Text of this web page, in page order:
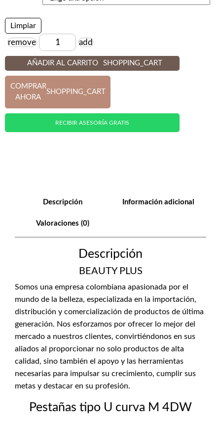
Limpiar
Cantidad
remove add
AÑADIR AL CARRITO SHOPPING_CART
COMPRAR
AHORA
SHOPPING_CART
RECIBIR ASESORÍA GRATIS
Descripción Información adicional
Valoraciones (0)
Descripción
BEAUTY PLUS
Somos una empresa colombiana apasionada por el
mundo de la belleza, especializada en la importación,
distribución y comercialización de productos de última
generación. Nos esforzamos por ofrecer lo mejor del
mercado a nuestros clientes, convirtiéndonos en sus
aliados al proporcionar no solo productos de alta
calidad, sino también el apoyo y las herramientas
necesarias para impulsar su crecimiento, cumplir sus
metas y destacar en su profesión.
Pestañas tipo U curva M 4DW